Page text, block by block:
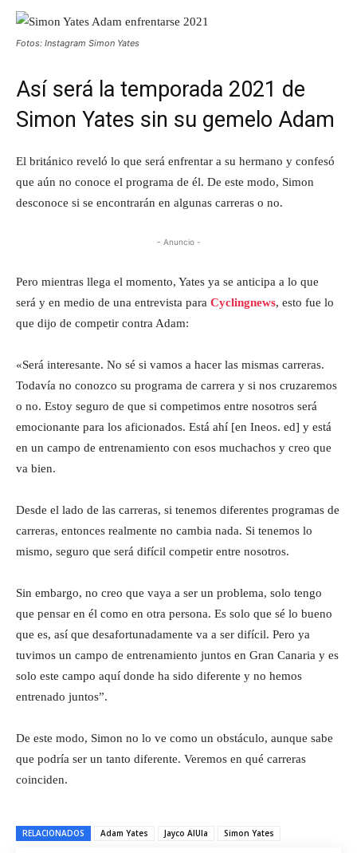
Fotos: Instagram Simon Yates
Así será la temporada 2021 de
Simon Yates sin su gemelo Adam
El británico reveló lo que será enfrentar a su hermano y confesó
que aún no conoce el programa de él. De este modo, Simon
desconoce si se encontrarán en algunas carreras o no.
- Anuncio -
Pero mientras llega el momento, Yates ya se anticipa a lo que
será y en medio de una entrevista para Cyclingnews, esto fue lo
que dijo de competir contra Adam:
«Será interesante. No sé si vamos a hacer las mismas carreras.
Todavía no conozco su programa de carrera y si nos cruzaremos
o no. Estoy seguro de que si competimos entre nosotros será
emocionante para los aficionados. Está ahí [en Ineos. ed] y está
en un campo de entrenamiento con esos muchachos y creo que
va bien.
Desde el lado de las carreras, si tenemos diferentes programas de
carreras, entonces realmente no cambia nada. Si tenemos lo
mismo, seguro que será difícil competir entre nosotros.
Sin embargo, no creo que vaya a ser un problema, solo tengo
que pensar en él como en otra persona. Es solo que sé lo bueno
que es, así que desafortunadamente va a ser difícil. Pero ya
tuvimos un campo de entrenamiento juntos en Gran Canaria y es
solo este campo aquí donde ha sido diferente y no hemos
entrenado juntos”.
De este modo, Simon no lo ve como un obstáculo, aunque sabe
que podría ser un tanto diferente. Veremos en qué carreras
coinciden.
RELACIONADOS Adam Yates Jayco AlUla Simon Yates